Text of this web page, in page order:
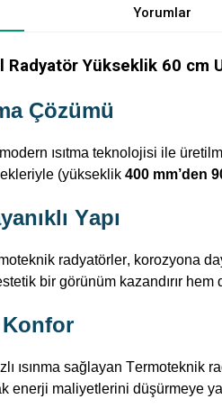
Yorumlar
Yükseklik 60 cm
Çözümü
ısıtma teknolojisi ile
(yükseklik 400 mm’den
Yapı
radyatörler, korozyona
bir görünüm kazandırır
ısınma sağlayan Termoteknik
enerji maliyetlerini düşürmeye